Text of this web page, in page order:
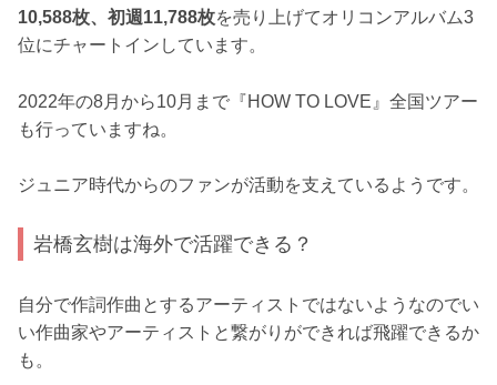
10,588枚、初週11,788枚を売り上げてオリコンアルバム3
位にチャートインしています。
2022年の8月から10月まで『HOW TO LOVE』全国ツアー
も行っていますね。
ジュニア時代からのファンが活動を支えているようです。
岩橋玄樹は海外で活躍できる？
自分で作詞作曲とするアーティストではないようなのでい
い作曲家やアーティストと繋がりができれば飛躍できるか
も。